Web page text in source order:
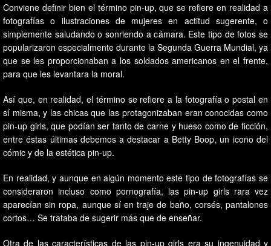
Conviene definir bien el término pin-up, que se refiere en realidad a
fotografías o ilustraciones de mujeres en actitud sugerente, o
simplemente saludando o sonriendo a cámara. Este tipo de fotos se
popularizaron especialmente durante la Segunda Guerra Mundial, ya
que se les proporcionaban a los soldados americanos en el frente,
para que les levantara la moral.
Así que, en realidad, el término se refiere a la fotografía o postal en
sí misma, y las chicas que las protagonizaban eran conocidas como
pin-up girls, que podían ser tanto de carne y hueso como de ficción,
entre éstas últimas debemos a destacar a Betty Boop, un icono del
cómic y de la estética pin-up.
En realidad, y aunque en algún momento este tipo de fotografías se
consideraron incluso como pornografía, las pin-up girls rara vez
aparecían sin ropa, aunque sí en traje de baño, corsés, pantalones
cortos… Se trataba de sugerir más que de enseñar.
Otra de las características de las pin-up girls era su ingenuidad y